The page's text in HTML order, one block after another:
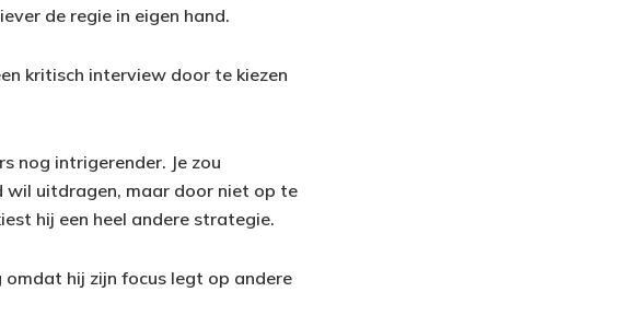
de regie in eigen hand.
kritisch interview door te kiezen
nog intrigerender. Je zou
wil uitdragen, maar door niet op te
hij een heel andere strategie.
hij zijn focus legt op andere